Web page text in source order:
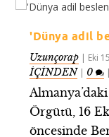
'Dünya adil
Uzunçorap | Eki
İÇİNDEN| 0
Örgütü, 16
öncesinde